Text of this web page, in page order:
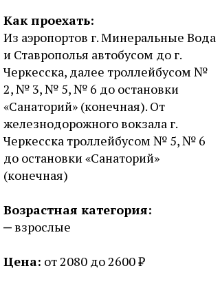
Как проехать:
Из аэропортов г. Минеральные Вода
и Ставрополья автобусом до г.
Черкесска, далее троллейбусом №
2, № 3, № 5, № 6 до остановки
«Санаторий» (конечная). От
железнодорожного вокзала г.
Черкесска троллейбусом № 5, № 6
до остановки «Санаторий»
(конечная)
Возрастная категория:
взрослые
Цена: от 2080 до 2600 ₽